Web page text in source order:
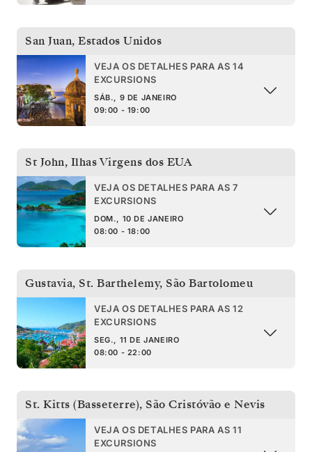
San Juan, Estados Unidos
VEJA OS DETALHES PARA AS 14
EXCURSIONS
SÁB., 9 DE JANEIRO
09:00 - 19:00
St John, Ilhas Virgens dos EUA
VEJA OS DETALHES PARA AS 7
EXCURSIONS
DOM., 10 DE JANEIRO
08:00 - 18:00
Gustavia, St. Barthelemy, São Bartolomeu
VEJA OS DETALHES PARA AS 12
EXCURSIONS
SEG., 11 DE JANEIRO
08:00 - 22:00
St. Kitts (Basseterre), São Cristóvão e Nevis
VEJA OS DETALHES PARA AS 11
EXCURSIONS